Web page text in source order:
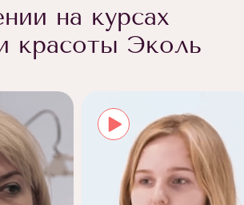
на курсах
красоты Эколь